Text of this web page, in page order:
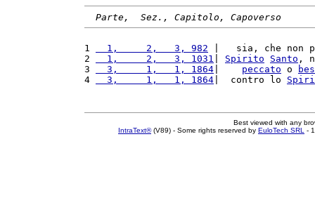
Parte,  Sez., Capitolo, Capoverso
1
  1,     2,   3, 982
|   sia, che non
2
  1,     2,   3, 1031
Spirito Santo ,
3
  3,     1,   1, 1864
peccato o
4
  3,     1,   1, 1864
|  contro lo
Best viewed with any
IntraText®(V89) - Some rights reserved by EuloTech SRL -